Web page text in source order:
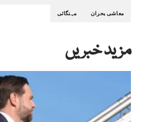
معاشی بحران مہنگائی
مزید خبریں